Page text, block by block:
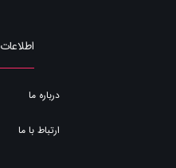
اطلاعات
درباره ما
ارتباط با ما